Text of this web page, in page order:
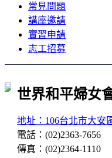
常見問題
講座邀請
實習申請
志工招募
世界和平婦女
地址：106台北市大安
電話： (02)2363-7656
傳真： (02)2364-1110